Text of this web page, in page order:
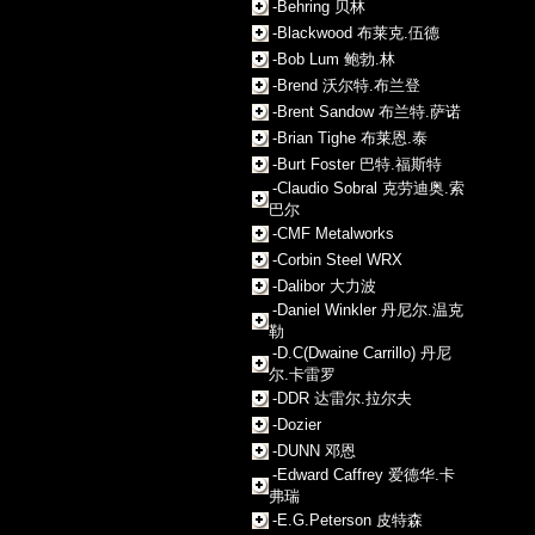
-Behring 贝林
-Blackwood 布莱克.伍德
-Bob Lum 鲍勃.林
-Brend 沃尔特.布兰登
-Brent Sandow 布兰特.萨诺
-Brian Tighe 布莱恩.泰
-Burt Foster 巴特.福斯特
-Claudio Sobral 克劳迪奥.索
巴尔
-CMF Metalworks
-Corbin Steel WRX
-Dalibor 大力波
-Daniel Winkler 丹尼尔.温克
勒
-D.C(Dwaine Carrillo) 丹尼
尔.卡雷罗
-DDR 达雷尔.拉尔夫
-Dozier
-DUNN 邓恩
-Edward Caffrey 爱德华.卡
弗瑞
-E.G.Peterson 皮特森